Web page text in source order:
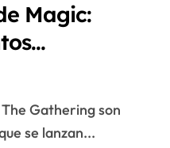
Magic:
se lanzan...